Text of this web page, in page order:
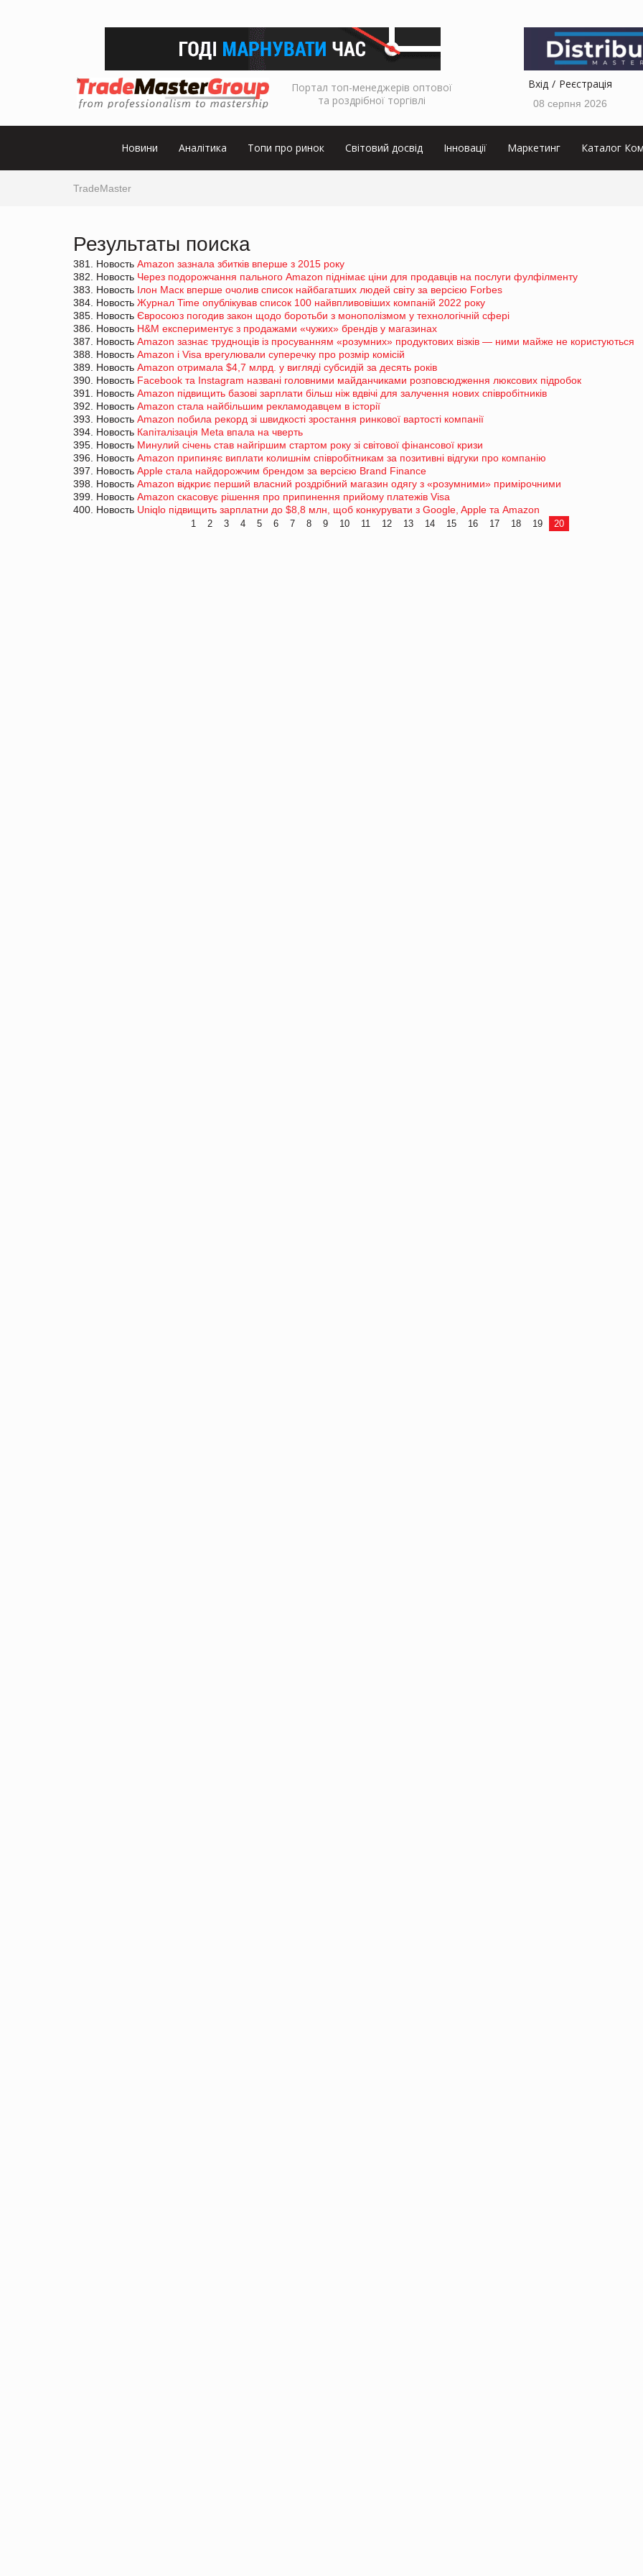
Портал топ-менеджерів оптової
та роздрібної торгівлі
Вхід Реєстрація
08 серпня 2026
Новини Аналітика Топи про ринок Світовий досвід Інновації Маркетинг Каталог
TradeMaster
Результаты поиска
381. Новость Amazon зазнала збитків вперше з 2015 року
382. Новость Через подорожчання пального Amazon піднімає ціни для продавців на послуги фулфілменту
383. Новость Ілон Маск вперше очолив список найбагатших людей світу за версією Forbes
384. Новость Журнал Time опублікував список 100 найвпливовіших компаній 2022 року
385. Новость Євросоюз погодив закон щодо боротьби з монополізмом у технологічній сфері
386. Новость H&M експериментує з продажами «чужих» брендів у магазинах
387. Новость Amazon зазнає труднощів із просуванням «розумних» продуктових візків — ними майже не користуються
388. Новость Amazon і Visa врегулювали суперечку про розмір комісій
389. Новость Amazon отримала $4,7 млрд. у вигляді субсидій за десять років
390. Новость Facebook та Instagram названі головними майданчиками розповсюдження люксових підробок
391. Новость Amazon підвищить базові зарплати більш ніж вдвічі для залучення нових співробітників
392. Новость Amazon стала найбільшим рекламодавцем в історії
393. Новость Amazon побила рекорд зі швидкості зростання ринкової вартості компанії
394. Новость Капіталізація Meta впала на чверть
395. Новость Минулий січень став найгіршим стартом року зі світової фінансової кризи
396. Новость Amazon припиняє виплати колишнім співробітникам за позитивні відгуки про компанію
397. Новость Apple стала найдорожчим брендом за версією Brand Finance
398. Новость Amazon відкриє перший власний роздрібний магазин одягу з «розумними» примірочними
399. Новость Amazon скасовує рішення про припинення прийому платежів Visa
400. Новость Uniqlo підвищить зарплатни до $8,8 млн, щоб конкурувати з Google, Apple та Amazon
1 2 3 4 5 6 7 8 9 10 11 12 13 14 15 16 17 18 19 20